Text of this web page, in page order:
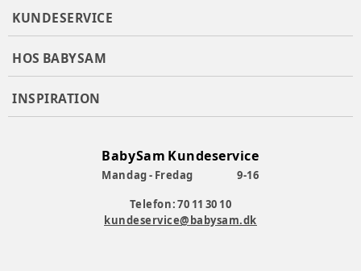
KUNDESERVICE
HOS BABYSAM
INSPIRATION
BabySam Kundeservice
Mandag - Fredag
9-16
Telefon: 70 11 30 10
kundeservice@babysam.dk